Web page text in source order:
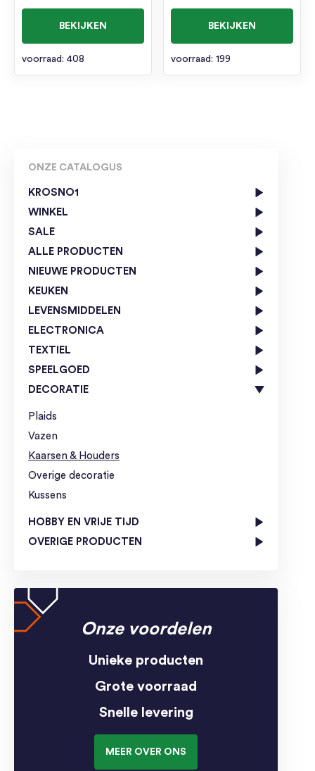
ONZE CATALOGUS
KROSNO1
WINKEL
SALE
ALLE PRODUCTEN
NIEUWE PRODUCTEN
KEUKEN
LEVENSMIDDELEN
ELECTRONICA
TEXTIEL
SPEELGOED
DECORATIE
Plaids
Vazen
Kaarsen & Houders
Overige decoratie
Kussens
HOBBY EN VRIJE TIJD
OVERIGE PRODUCTEN
Onze voordelen
Unieke producten
Grote voorraad
Snelle levering
MEER OVER ONS
BEKIJKEN
voorraad: 408
BEKIJKEN
voorraad: 199